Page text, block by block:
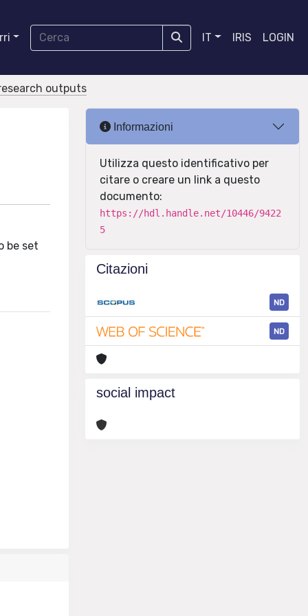
IT IRIS LOGIN
outputs
be set
Informazioni
Utilizza questo identificativo per
citare o creare un link a questo
documento:
https://hdl.handle.net/10446/9422
5
Citazioni
ND
ND
social impact